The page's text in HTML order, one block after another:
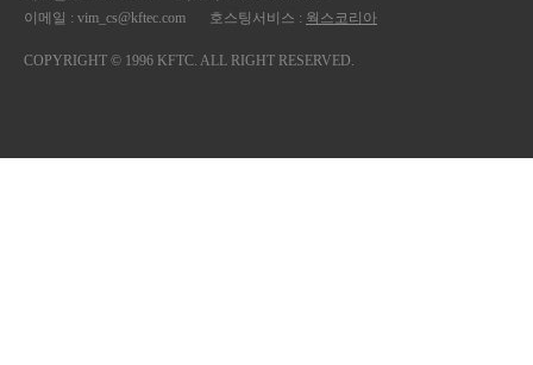
이메일 : vim_cs@kftec.com
호스팅서비스 : 웍스코리아
COPYRIGHT © 1996 KFTC. ALL RIGHT RESERVED.